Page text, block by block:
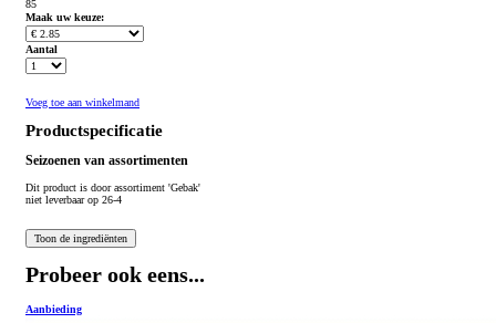
85
Maak uw keuze:
Aantal
Voeg toe aan winkelmand
Productspecificatie
Seizoenen van assortimenten
Dit product is door assortiment 'Gebak'
niet leverbaar op 26-4
Probeer ook eens...
Aanbieding